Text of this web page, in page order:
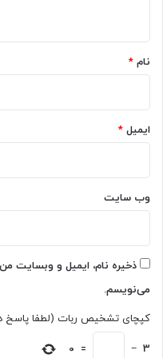
د
و
ا
ر
ک
ص
ی
ر
ح
u
r
b
ب
ه
چ
ب
ت
o
p
l
t
ک
نام *
ایمیل *
وب‌ سایت
ذخیره نام، ایمیل و وبسایت
می‌نویسم.
کپچای تشخیص ربات (لطفا پاسخ
3
−
=
0